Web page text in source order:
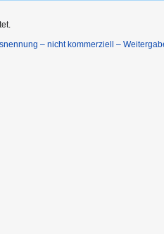
– nicht kommerziell –